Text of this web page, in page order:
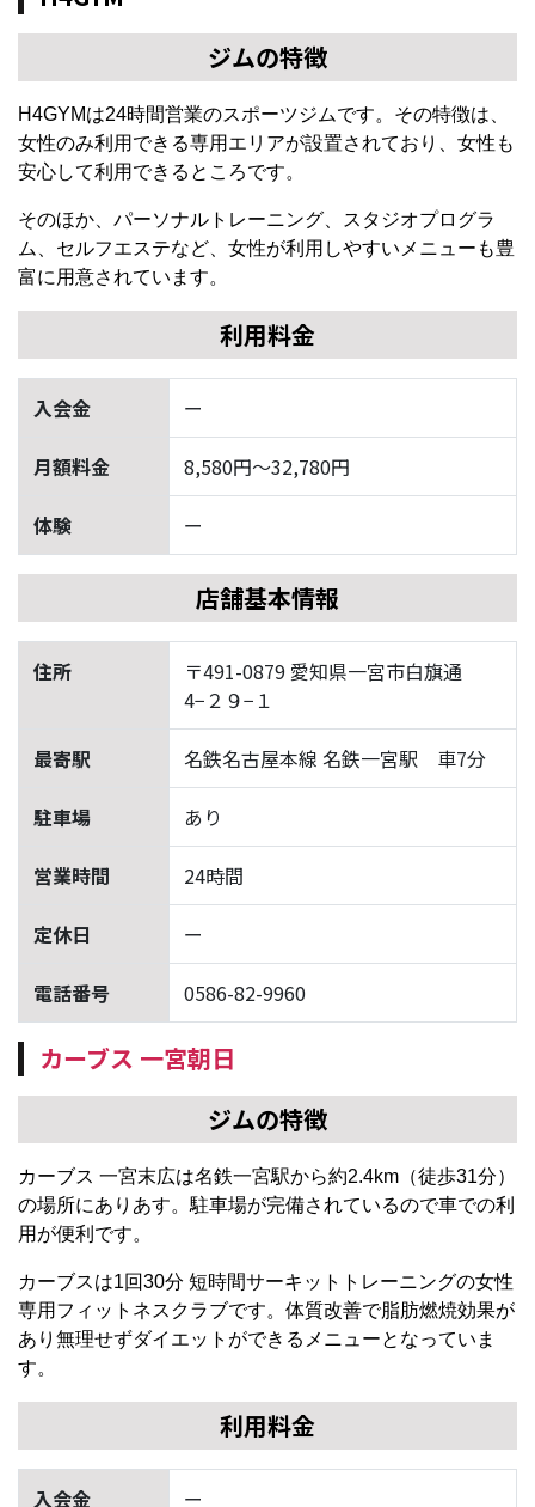
ジムの特徴
H4GYMは24時間営業のスポーツジムです。その特徴は、
女性のみ利用できる専用エリアが設置されており、女性も
安心して利用できるところです。
そのほか、パーソナルトレーニング、スタジオプログラ
ム、セルフエステなど、女性が利用しやすいメニューも豊
富に用意されています。
利用料金
入会金 ー
月額料金 8,580円〜32,780円
体験 ー
店舗基本情報
住所
〒491-0879 愛知県一宮市白旗通
4−２９−１
最寄駅 名鉄名古屋本線 名鉄一宮駅 車7分
駐車場 あり
営業時間 24時間
定休日 ー
電話番号 0586-82-9960
カーブス 一宮朝日
ジムの特徴
カーブス 一宮末広は名鉄一宮駅から約2.4km（徒歩31分）
の場所にありあす。駐車場が完備されているので車での利
用が便利です。
カーブスは1回30分 短時間サーキットトレーニングの女性
専用フィットネスクラブです。体質改善で脂肪燃焼効果が
あり無理せずダイエットができるメニューとなっていま
す。
利用料金
入会金 ー